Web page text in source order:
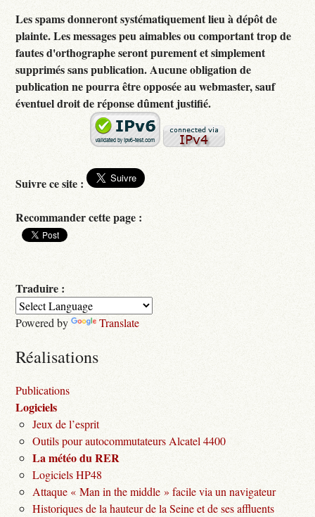
Les spams donneront systématiquement lieu à dépôt de
plainte. Les messages peu aimables ou comportant trop de
fautes d'orthographe seront purement et simplement
supprimés sans publication. Aucune obligation de
publication ne pourra être opposée au webmaster, sauf
éventuel droit de réponse dûment justifié.
Suivre ce site :
Recommander cette page :
Traduire :
Powered by Translate
Réalisations
Publications
Logiciels
Jeux de l’esprit
Outils pour autocommutateurs Alcatel 4400
La météo du RER
Logiciels HP48
Attaque « Man in the middle » facile via un navigateur
Historiques de la hauteur de la Seine et de ses affluents